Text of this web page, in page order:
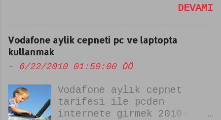
istiklal marşı yazarımız
şiirin ismi "zulmu
başlıysam uysal koyun
bilinir.
DEVAMI
Vodafone aylik cepneti pc ve laptopta
kullanmak
- 6/22/2010 01:59:00 ÖÖ
Vodafone aylık cepnet
tarifesi ile pcden
internete girmek 2010-